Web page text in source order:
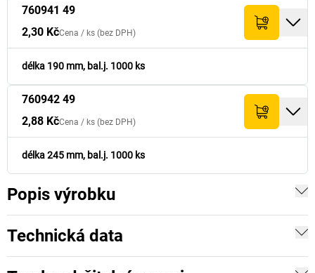
760941 49
2,30 Kč
760941 49
2,30 KčCena / ks (bez DPH)
délka 190 mm, bal.j. 1000 ks
760942 49
2,88 KčCena / ks (bez DPH)
délka 245 mm, bal.j. 1000 ks
Popis výrobku
Technická data